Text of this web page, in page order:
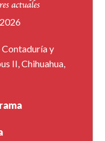
Contaduría y
II, Chihuahua,